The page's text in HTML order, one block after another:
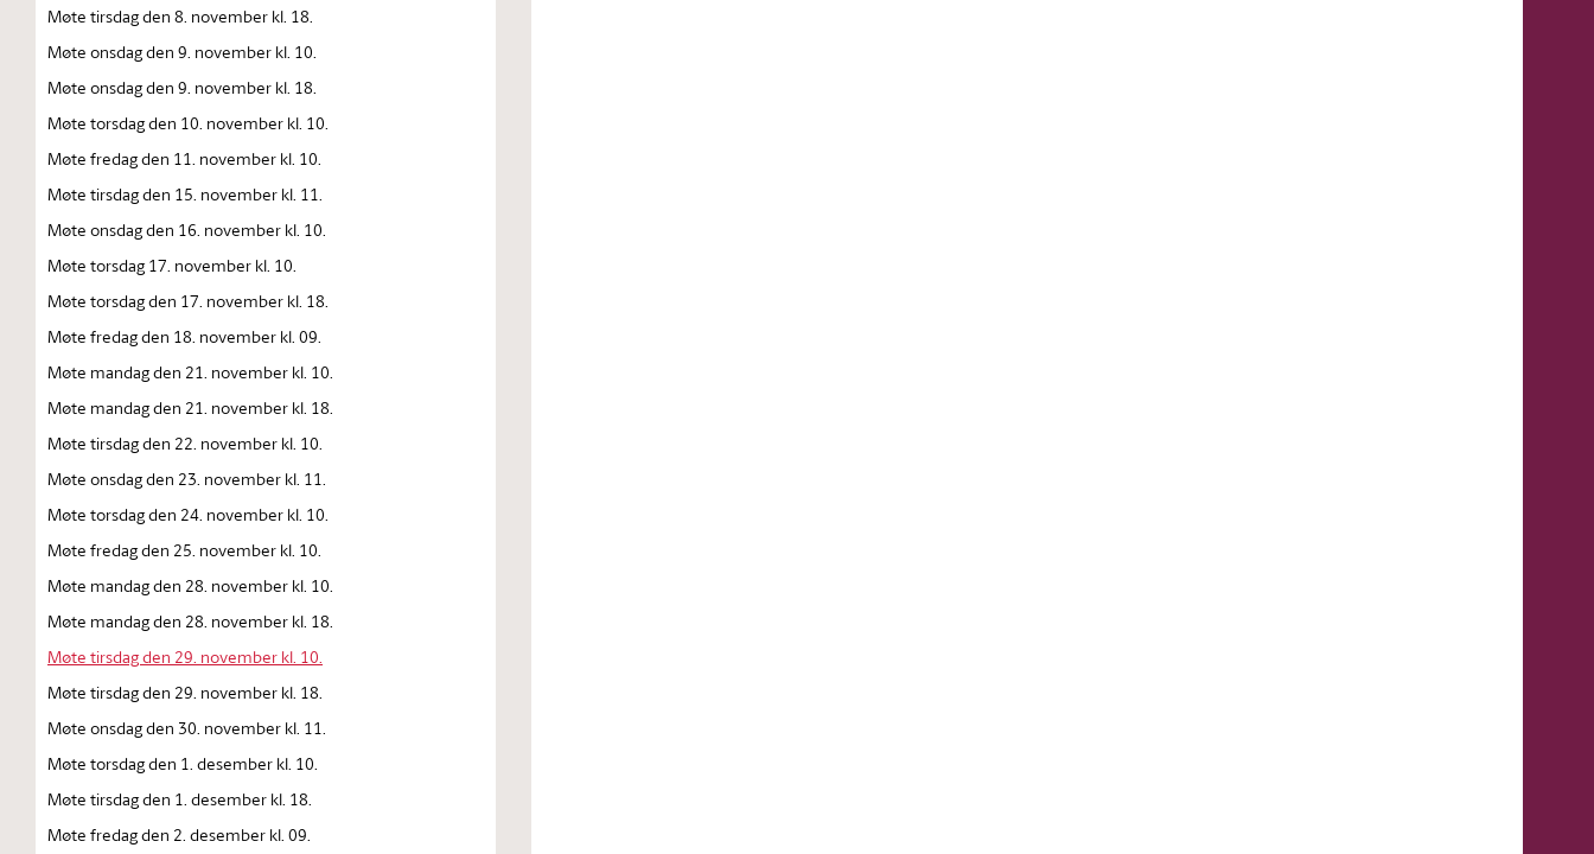
Møte tirsdag den 8. november kl. 18.
Møte onsdag den 9. november kl. 10.
Møte onsdag den 9. november kl. 18.
Møte torsdag den 10. november kl. 10.
Møte fredag den 11. november kl. 10.
Møte tirsdag den 15. november kl. 11.
Møte onsdag den 16. november kl. 10.
Møte torsdag 17. november kl. 10.
Møte torsdag den 17. november kl. 18.
Møte fredag den 18. november kl. 09.
Møte mandag den 21. november kl. 10.
Møte mandag den 21. november kl. 18.
Møte tirsdag den 22. november kl. 10.
Møte onsdag den 23. november kl. 11.
Møte torsdag den 24. november kl. 10.
Møte fredag den 25. november kl. 10.
Møte mandag den 28. november kl. 10.
Møte mandag den 28. november kl. 18.
Møte tirsdag den 29. november kl. 10.
Møte tirsdag den 29. november kl. 18.
Møte onsdag den 30. november kl. 11.
Møte torsdag den 1. desember kl. 10.
Møte tirsdag den 1. desember kl. 18.
Møte fredag den 2. desember kl. 09.